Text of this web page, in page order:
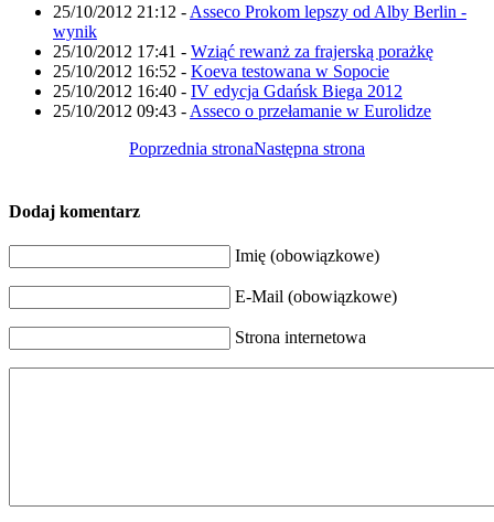
25/10/2012 21:12 - Asseco Prokom lepszy od Alby Berlin -
wynik
25/10/2012 17:41 - Wziąć rewanż za frajerską porażkę
25/10/2012 16:52 - Koeva testowana w Sopocie
25/10/2012 16:40 - IV edycja Gdańsk Biega 2012
25/10/2012 09:43 - Asseco o przełamanie w Eurolidze
Poprzednia stronaNastępna strona
Dodaj komentarz
Imię (obowiązkowe)
E-Mail (obowiązkowe)
Strona internetowa